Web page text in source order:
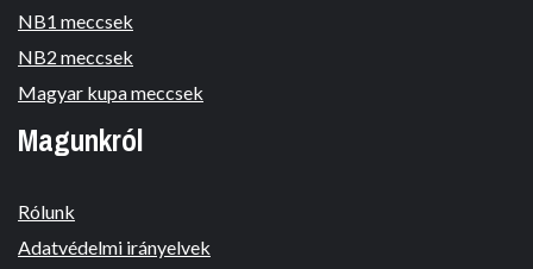
NB1 meccsek
NB2 meccsek
Magyar kupa meccsek
Magunkról
Rólunk
Adatvédelmi irányelvek